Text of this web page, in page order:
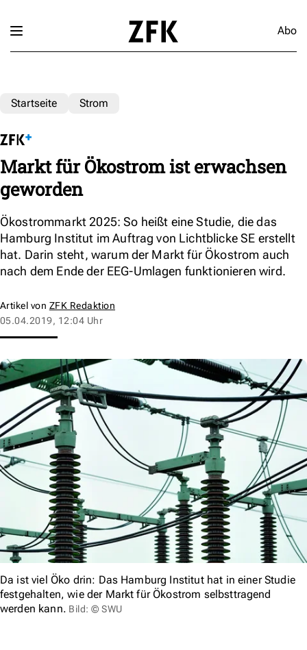
Abo
Startseite Strom
Markt für Ökostrom ist erwachsen
geworden
Ökostrommarkt 2025: So heißt eine Studie, die das
Hamburg Institut im Auftrag von Lichtblicke SE erstellt
hat. Darin steht, warum der Markt für Ökostrom auch
nach dem Ende der EEG-Umlagen funktionieren wird.
Artikel von ZFK Redaktion
05.04.2019, 12:04 Uhr
Da ist viel Öko drin: Das Hamburg Institut hat in einer Studie
festgehalten, wie der Markt für Ökostrom selbsttragend
werden kann. Bild: © SWU